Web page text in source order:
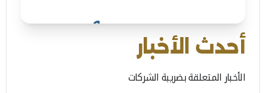
أحدث الأخبار
الأخبار المتعلقة بضريبة الشركات